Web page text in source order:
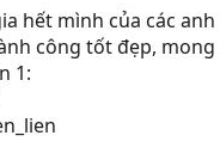
hết mình của các
công tốt đẹp,
1: